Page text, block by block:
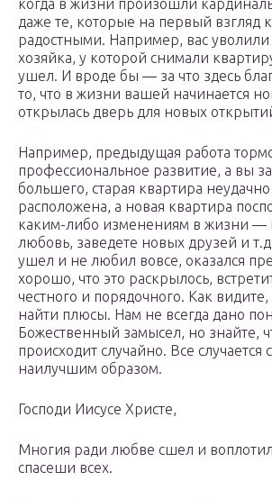
когда в жизни произошли
даже те, которые на первый взгляд
радостными. Например, вас уволили
хозяйка, у которой снимали
ушел. И вроде бы — за что здесь
то, что в жизни вашей начинается
открылась дверь для новых
Например, предыдущая работа
профессиональное развитие, а вы
большего, старая квартира
расположена, а новая квартира
каким-либо изменениям в жизни —
любовь, заведете новых друзей и
ушел и не любил вовсе, оказался
хорошо, что это раскрылось,
честного и порядочного. Как
найти плюсы. Нам не всегда дано
Божественный замысел, но знайте,
происходит случайно. Все случается
наилучшим образом.
Господи Иисусе Христе,
Многия ради любве сшел и
спасеши всех.